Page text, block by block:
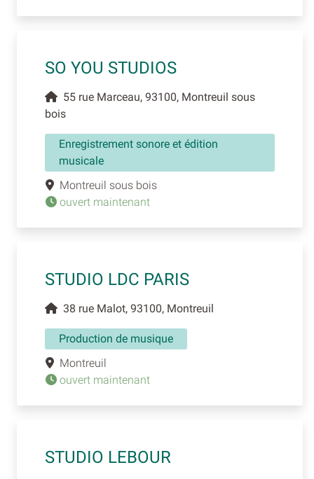
SO YOU STUDIOS
55 rue Marceau, 93100, Montreuil sous
bois
Enregistrement sonore et édition
musicale
Montreuil sous bois
ouvert maintenant
STUDIO LDC PARIS
38 rue Malot, 93100, Montreuil
Production de musique
Montreuil
ouvert maintenant
STUDIO LEBOUR